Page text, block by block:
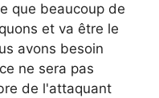
que beaucoup de
et va être le
avons besoin
ne sera pas
de l'attaquant